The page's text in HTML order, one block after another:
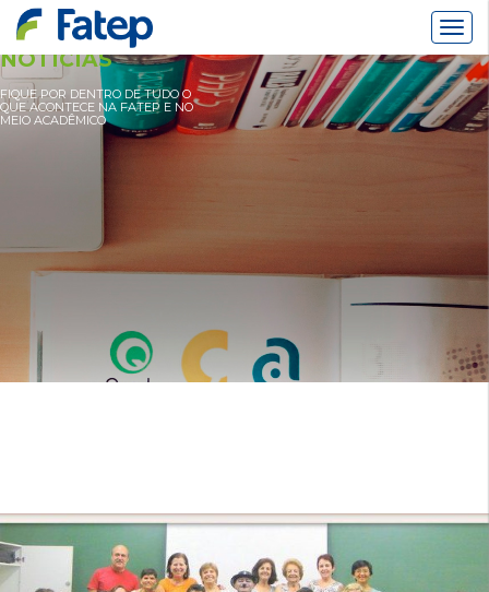
NOTÍCIAS
FIQUE POR DENTRO DE TUDO O
QUE ACONTECE NA FATEP E NO
MEIO ACADÊMICO